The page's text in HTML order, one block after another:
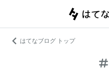
はてなブログ トップ